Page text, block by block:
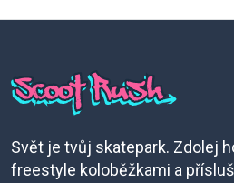
Svět je tvůj skatepark. Zdolej
freestyle koloběžkami a